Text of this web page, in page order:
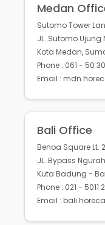
Medan
Sutomo Tower
JL. Sutomo Ujung
Kota Medan,
Phone : 061 - 50
Email :
Bali Office
Benoa Square Lt. 2
JL. Bypass
Kuta Badung -
Phone : 021 - 5011
Email :